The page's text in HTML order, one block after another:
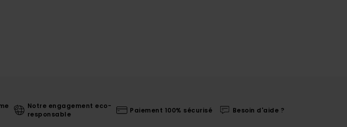
Notre engagement eco-
responsable
Paiement 100% sécurisé Besoin d'aide ?